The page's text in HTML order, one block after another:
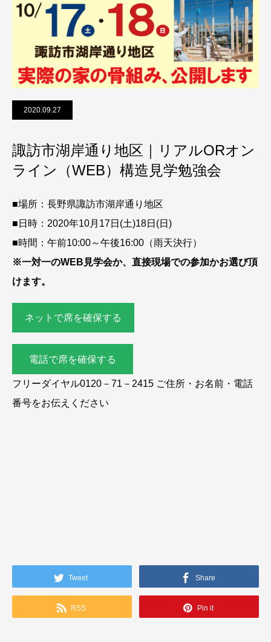
2020.09.27
諏訪市湖岸通り地区｜リアルORオン
ライン（WEB）構造見学勉強会
■場所：長野県諏訪市湖岸通り地区
■日時：2020年10月17日(土)18日(日)
■時間：午前10:00～午後16:00（雨天決行）
※一対一のWEB見学会か、直接現場での参加かお選び頂
けます。
ネットで席を確保する
電話で席を確保する
フリーダイヤル0120－71－2415 ご住所・お名前・電話
番号をお伝えください
Tweet Share
RSS Pin it